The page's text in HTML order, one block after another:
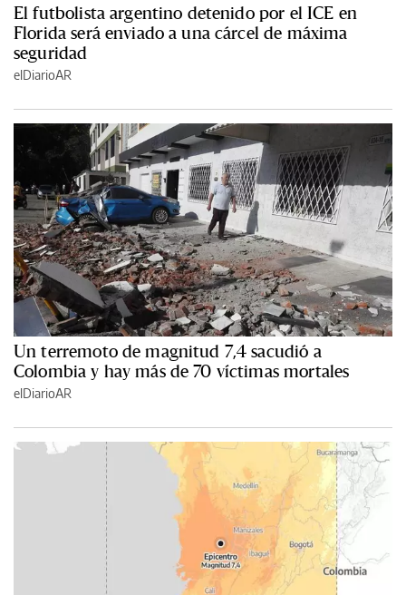
El futbolista argentino detenido por el ICE en
Florida será enviado a una cárcel de máxima
seguridad
elDiarioAR
Un terremoto de magnitud 7,4 sacudió a
Colombia y hay más de 70 víctimas mortales
elDiarioAR